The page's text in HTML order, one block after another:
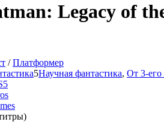
Legacy of
/Платформер
5Научная фантастика, От 3-его